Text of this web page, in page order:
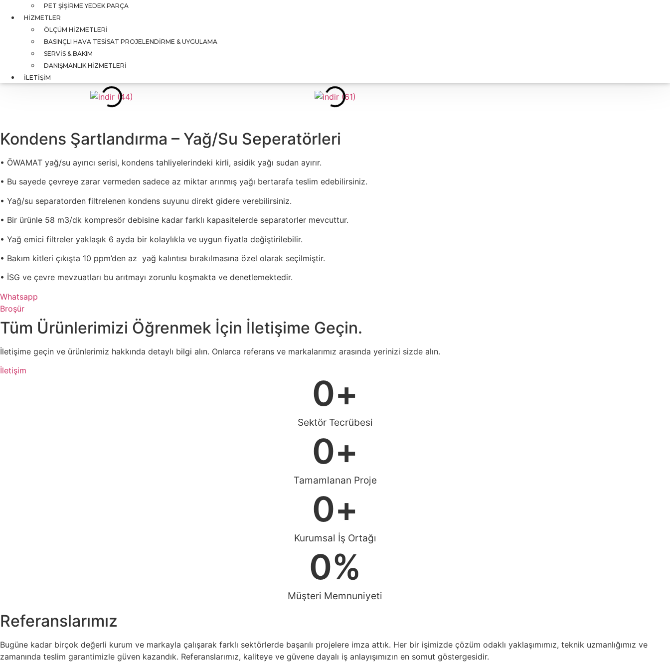
PET ŞIŞIRME YEDEK PARÇA
HIZMETLER
ÖLÇÜM HIZMETLERI
BASINÇLI HAVA TESISAT PROJELENDIRME & UYGULAMA
SERVIS & BAKIM
DANIŞMANLIK HIZMETLERI
İLETIŞIM
Kondens Şartlandırma – Yağ/Su Seperatörleri
• ÖWAMAT yağ/su ayırıcı serisi, kondens tahliyelerindeki kirli, asidik yağı sudan ayırır.
• Bu sayede çevreye zarar vermeden sadece az miktar arınmış yağı bertarafa teslim edebilirsiniz.
• Yağ/su separatorden filtrelenen kondens suyunu direkt gidere verebilirsiniz.
• Bir ürünle 58 m3/dk kompresör debisine kadar farklı kapasitelerde separatorler mevcuttur.
• Yağ emici filtreler yaklaşık 6 ayda bir kolaylıkla ve uygun fiyatla değiştirilebilir.
• Bakım kitleri çıkışta 10 ppm’den az yağ kalıntısı bırakılmasına özel olarak seçilmiştir.
• İSG ve çevre mevzuatları bu arıtmayı zorunlu koşmakta ve denetlemektedir.
Whatsapp
Broşür
Tüm Ürünlerimizi Öğrenmek İçin İletişime Geçin.
İletişime geçin ve ürünlerimiz hakkında detaylı bilgi alın. Onlarca referans ve markalarımız arasında yerinizi sizde alın.
İletişim
Sektör Tecrübesi
0+
Tamamlanan Proje
0+
Kurumsal İş Ortağı
0+
Müşteri Memnuniyeti
0%
Referanslarımız
Bugüne kadar birçok değerli kurum ve markayla çalışarak farklı sektörlerde başarılı projelere imza attık. Her bir işimizde çözüm odaklı yaklaşımımız, teknik uzmanlığımız ve
zamanında teslim garantimizle güven kazandık. Referanslarımız, kaliteye ve güvene dayalı iş anlayışımızın en somut göstergesidir.